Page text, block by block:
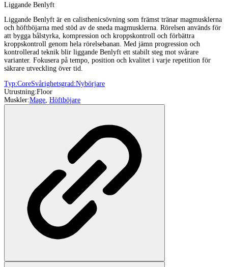
Liggande Benlyft
Liggande Benlyft är en calisthenicsövning som främst tränar magmusklerna
och höftböjarna med stöd av de sneda magmusklerna. Rörelsen används för
att bygga bålstyrka, kompression och kroppskontroll och förbättra
kroppskontroll genom hela rörelsebanan. Med jämn progression och
kontrollerad teknik blir liggande Benlyft ett stabilt steg mot svårare
varianter. Fokusera på tempo, position och kvalitet i varje repetition för
säkrare utveckling över tid.
Typ:CoreSvårighetsgrad:Nybörjare
Utrustning:Floor
Muskler:Mage, Höftböjare